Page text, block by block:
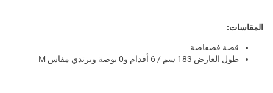
المقاسات:
قصة فضفاضة
طول العارض 183 سم / 6 أقدام و0 بوصة ويرتدي مقاس M